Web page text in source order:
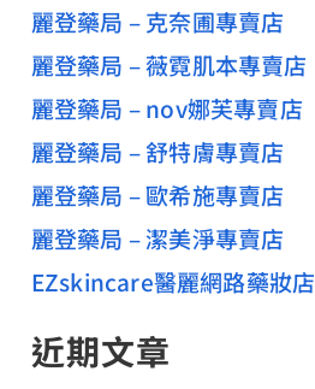
麗登藥局 – 克奈圃專賣店
麗登藥局 – 薇霓肌本專賣店
麗登藥局 – nov娜芙專賣店
麗登藥局 – 舒特膚專賣店
麗登藥局 – 歐希施專賣店
麗登藥局 – 潔美淨專賣店
EZskincare醫麗網路藥妝店
近期文章